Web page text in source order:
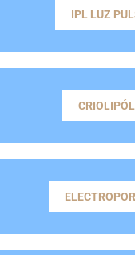
IPL LUZ